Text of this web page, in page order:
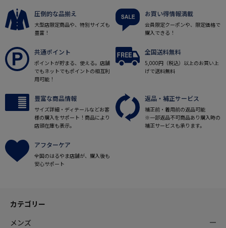
圧倒的な品揃え
大型店限定商品や、特別サイズも
豊富！
お買い得情報満載
会員限定クーポンや、限定価格で
購入できる！
共通ポイント
ポイントが貯まる、使える。店舗
でもネットでもポイントの相互利
用可能！
全国送料無料
5,000円（税込）以上のお買い上
げで送料無料
豊富な商品情報
サイズ詳細・ディテールなどお客
様の購入をサポート！商品により
店頭在庫も表示。
返品・補正サービス
補正前・着用前の返品可能
※一部返品不可商品あり購入時の
補正サービスも承ります。
アフターケア
全国のはるやま店舗が、購入後も
安心サポート
カテゴリー
メンズ